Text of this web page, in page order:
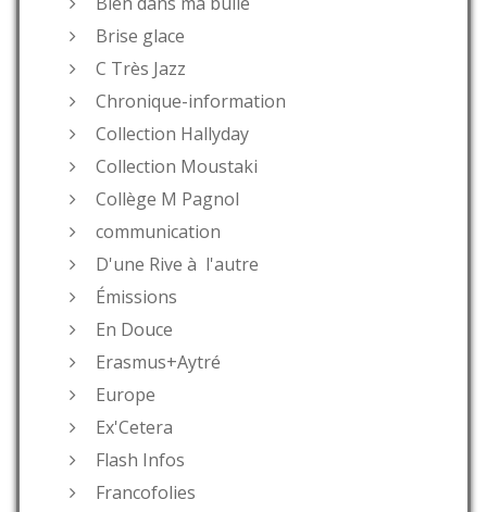
Brise glace
C Très Jazz
Chronique-information
Collection Hallyday
Collection Moustaki
Collège M Pagnol
communication
D'une Rive à l'autre
Émissions
En Douce
Erasmus+Aytré
Europe
Ex'Cetera
Flash Infos
Francofolies